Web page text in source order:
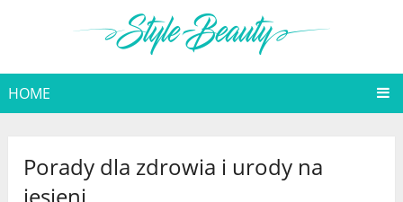
HOME
Porady dla zdrowia i urody na